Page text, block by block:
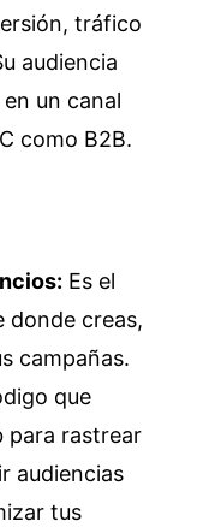
tráfico
audiencia
un canal
como B2B.
Es el
donde creas,
campañas.
que
para rastrear
audiencias
tus